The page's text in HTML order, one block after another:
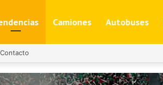
Camiones Autobuses
Contacto